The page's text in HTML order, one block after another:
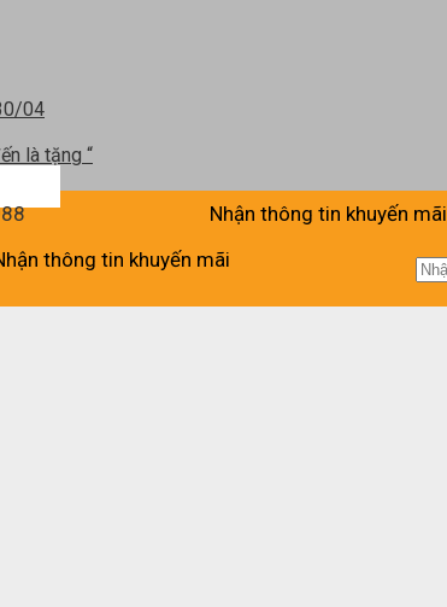
04
là tặng “
Nhận thông tin khuyến mãi
thông tin khuyến mãi